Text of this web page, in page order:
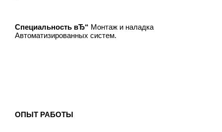
Специальность вЂ“ Монтаж и наладка
Автоматизированных систем.
ОПЫТ РАБОТЫ